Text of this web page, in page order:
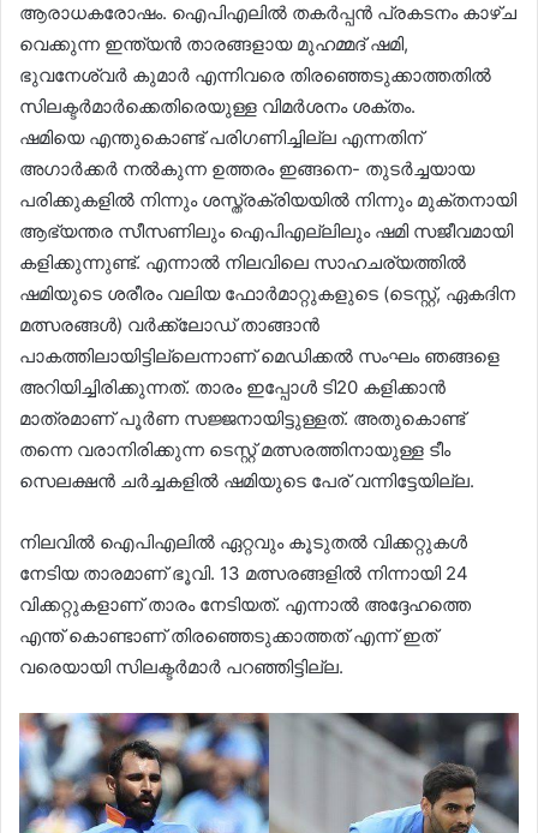
ആരാധകരോഷം. ഐപിഎലിൽ തകർപ്പൻ പ്രകടനം കാഴ്ച
വെക്കുന്ന ഇന്ത്യൻ താരങ്ങളായ മുഹമ്മദ് ഷമി,
ഭുവനേശ്വർ കുമാർ എന്നിവരെ തിരഞ്ഞെടുക്കാത്തതിൽ
സിലക്ടർമാർക്കെതിരെയുള്ള വിമർശനം ശക്തം.
ഷമിയെ എന്തുകൊണ്ട് പരിഗണിച്ചില്ല എന്നതിന്
അഗാര്‍ക്കര്‍ നല്‍കുന്ന ഉത്തരം ഇങ്ങനെ- തുടര്‍ച്ചയായ
പരിക്കുകളില്‍ നിന്നും ശസ്ത്രക്രിയയില്‍ നിന്നും മുക്തനായി
ആഭ്യന്തര സീസണിലും ഐപിഎല്ലിലും ഷമി സജീവമായി
കളിക്കുന്നുണ്ട്. എന്നാല്‍ നിലവിലെ സാഹചര്യത്തില്‍
ഷമിയുടെ ശരീരം വലിയ ഫോര്‍മാറ്റുകളുടെ (ടെസ്റ്റ്, ഏകദിന
മത്സരങ്ങള്‍) വര്‍ക്ക്ലോഡ് താങ്ങാന്‍
പാകത്തിലായിട്ടില്ലെന്നാണ് മെഡിക്കല്‍ സംഘം ഞങ്ങളെ
അറിയിച്ചിരിക്കുന്നത്. താരം ഇപ്പോള്‍ ടി20 കളിക്കാന്‍
മാത്രമാണ് പൂര്‍ണ സജ്ജനായിട്ടുള്ളത്. അതുകൊണ്ട്
തന്നെ വരാനിരിക്കുന്ന ടെസ്റ്റ് മത്സരത്തിനായുള്ള ടീം
സെലക്ഷന്‍ ചര്‍ച്ചകളില്‍ ഷമിയുടെ പേര് വന്നിട്ടേയില്ല.
നിലവിൽ ഐപിഎലിൽ ഏറ്റവും കൂടുതൽ വിക്കറ്റുകൾ
നേടിയ താരമാണ് ഭൂവി. 13 മത്സരങ്ങളിൽ നിന്നായി 24
വിക്കറ്റുകളാണ്‌ താരം നേടിയത്. എന്നാൽ അദ്ദേഹത്തെ
എന്ത് കൊണ്ടാണ് തിരഞ്ഞെടുക്കാത്തത് എന്ന് ഇത്
വരെയായി സിലക്ടർമാർ പറഞ്ഞിട്ടില്ല.